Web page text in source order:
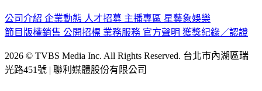
公司介紹 企業動態 人才招募 主播專區 星藝象娛樂
節目版權銷售 公開招標 業務服務 官方聲明 獲獎紀錄／認證
2026 © TVBS Media Inc. All Rights Reserved. 台北市內湖區瑞
光路451號 | 聯利媒體股份有限公司